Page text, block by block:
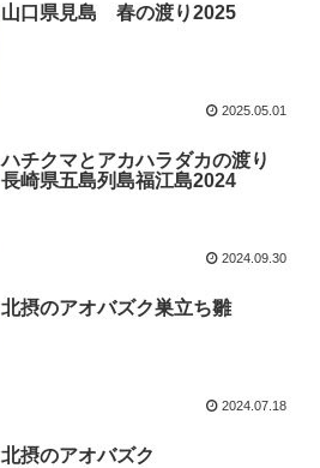
山口県見島 春の渡り2025
2025.05.01
ハチクマとアカハラダカの渡り
長崎県五島列島福江島2024
2024.09.30
北摂のアオバズク巣立ち雛
2024.07.18
北摂のアオバズク